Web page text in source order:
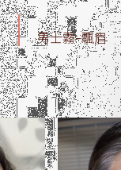
男士霧-飄眉